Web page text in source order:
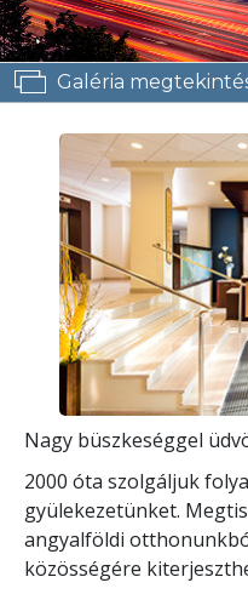
Galéria
Nagy büszkeséggel
2000 óta szolgáljuk
gyülekezetünket.
angyalföldi
közösségére